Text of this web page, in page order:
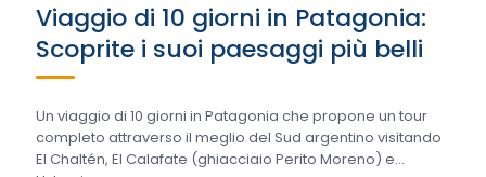
Viaggio di 10 giorni in Patagonia:
Scoprite i suoi paesaggi più belli
Un viaggio di 10 giorni in Patagonia che propone un tour
completo attraverso il meglio del Sud argentino visitando
El Chaltén, El Calafate (ghiacciaio Perito Moreno) e